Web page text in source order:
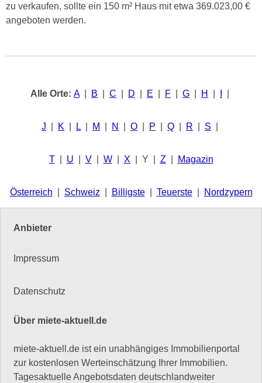
zu verkaufen, sollte ein 150 m² Haus mit etwa 369.023,00 €
angeboten werden.
Alle Orte: A| B C D E F G H
J K L M N O P Q R S
T| U V| W| X | Y | Z Magazin
Österreich Schweiz Billigste| Teuerste| Nordzypern
Anbieter
Impressum
Datenschutz
Über miete-aktuell.de
miete-aktuell.de ist ein unabhängiges Immobilienportal
zur kostenlosen Werteinschätzung Ihrer Immobilien.
Tagesaktuelle Angebotsdaten deutschlandweiter